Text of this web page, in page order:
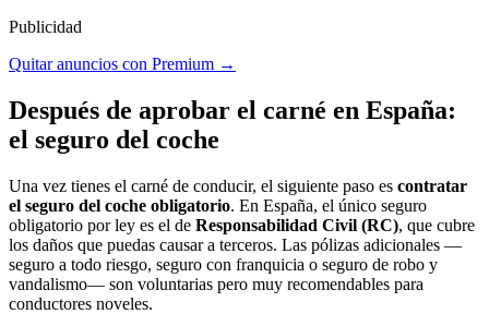
Publicidad
Quitar anuncios con Premium →
Después de aprobar el carné en España:
el seguro del coche
Una vez tienes el carné de conducir, el siguiente paso es contratar
el seguro del coche obligatorio. En España, el único seguro
obligatorio por ley es el de Responsabilidad Civil (RC), que cubre
los daños que puedas causar a terceros. Las pólizas adicionales —
seguro a todo riesgo, seguro con franquicia o seguro de robo y
vandalismo— son voluntarias pero muy recomendables para
conductores noveles.